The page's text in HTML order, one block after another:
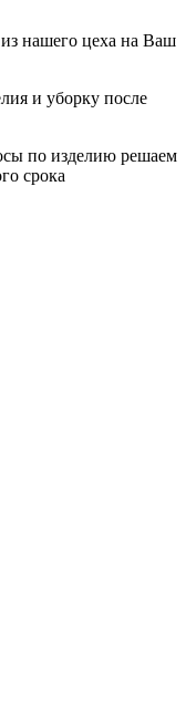
нашего цеха на Ваш
и уборку после
по изделию решаем
срока